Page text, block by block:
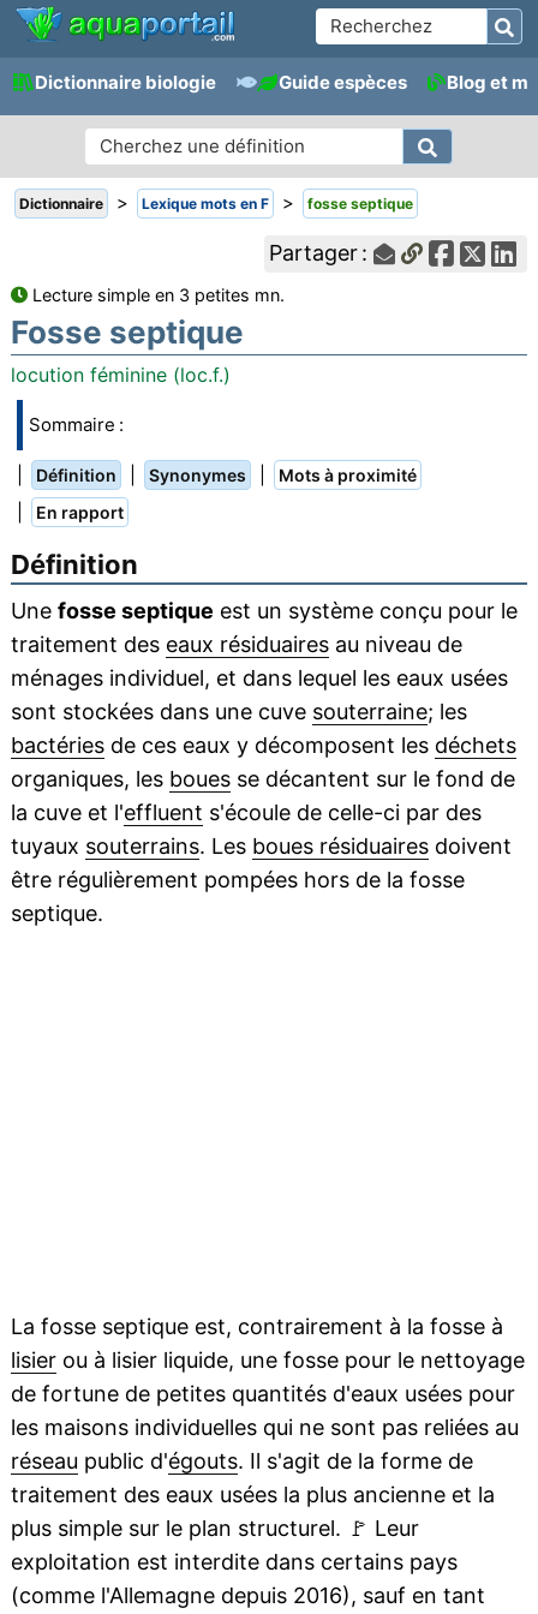
Dictionnaire biologie Guide espèces Blog et
Dictionnaire > Lexique mots en F > fosse septique
Partager :
Lecture simple en 3 petites mn.
Fosse septique
locution féminine (loc.f.)
Sommaire :
Définition Synonymes Mots à proximité
En rapport
Définition
Une fosse septique est un système conçu pour le
traitement des eaux résiduairesau niveau de
ménages individuel, et dans lequel les eaux usées
sont stockées dans une cuve souterraine; les
bactériesde ces eaux y décomposent les déchets
organiques, les bouesse décantent sur le fond de
la cuve et l'effluent s'écoule de celle-ci par des
tuyaux souterrains. Les boues résiduairesdoivent
être régulièrement pompées hors de la fosse
septique.
La fosse septique est, contrairement à la fosse à
lisierou à lisier liquide, une fosse pour le nettoyage
de fortune de petites quantités d'eaux usées pour
les maisons individuelles qui ne sont pas reliées au
réseau public d'égouts. Il s'agit de la forme de
traitement des eaux usées la plus ancienne et la
plus simple sur le plan structurel. 🚩 Leur
exploitation est interdite dans certains pays
(comme l'Allemagne depuis 2016), sauf en tant